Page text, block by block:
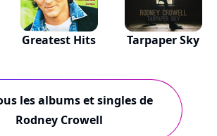
Greatest Hits Tarpaper Sky
les albums et singles de
Rodney Crowell